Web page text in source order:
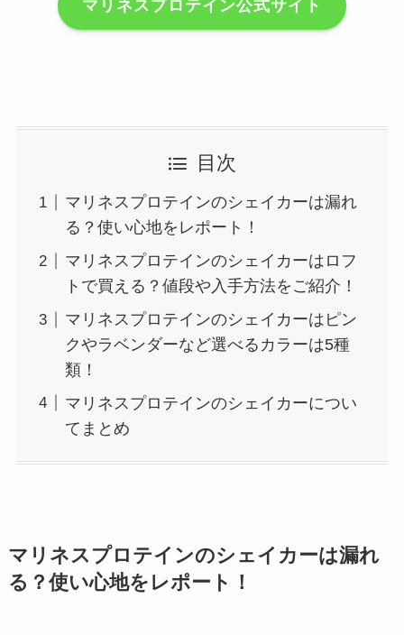
マリネスプロテイン公式サイト
目次
マリネスプロテインのシェイカーは漏れ
る？使い心地をレポート！
マリネスプロテインのシェイカーはロフ
トで買える？値段や入手方法をご紹介！
マリネスプロテインのシェイカーはピン
クやラベンダーなど選べるカラーは5種
類！
マリネスプロテインのシェイカーについ
てまとめ
マリネスプロテインのシェイカーは漏れ
る？使い心地をレポート！